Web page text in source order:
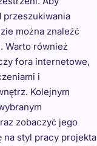
przeszukiwania
można znaleźć
Warto również
fora internetowe,
i
Kolejnym
zobaczyć jego
styl pracy